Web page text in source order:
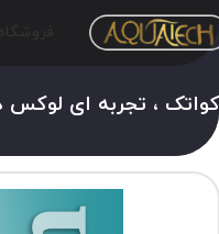
، تجربه ای لوکس